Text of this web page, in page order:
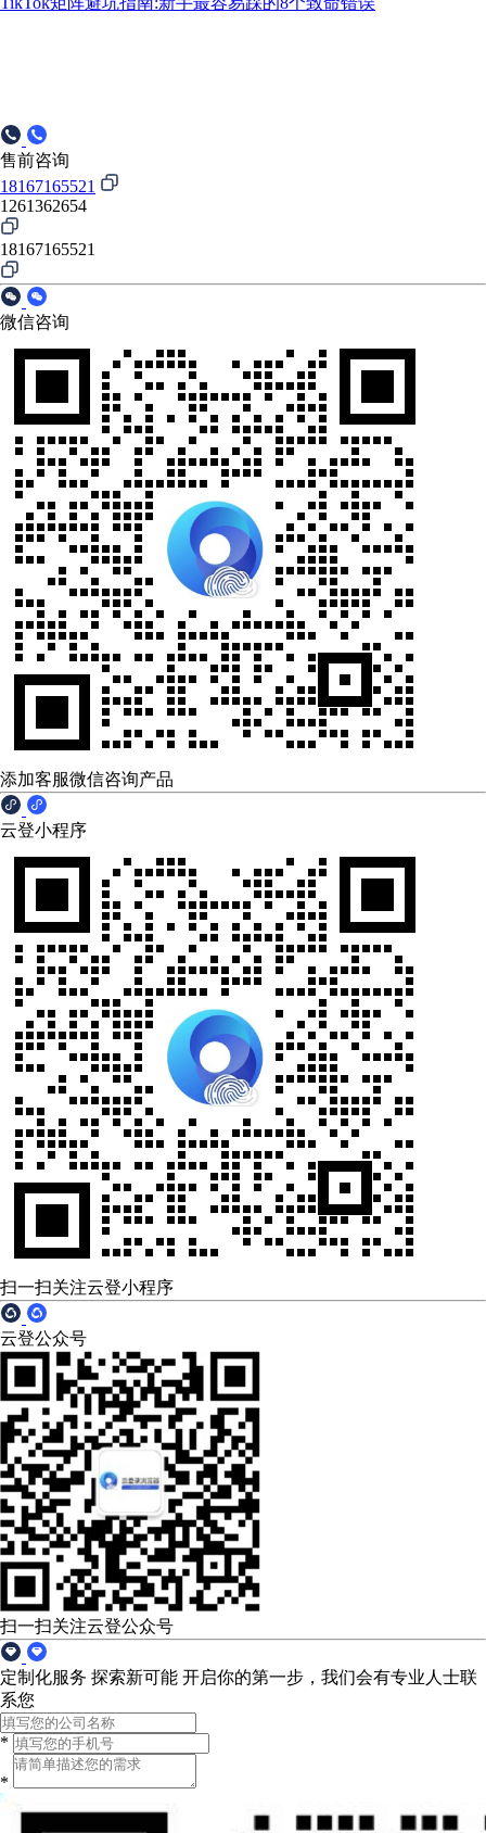
售前咨询
18167165521
1261362654
18167165521
微信咨询
添加客服微信咨询产品
云登小程序
扫一扫关注云登小程序
云登公众号
扫一扫关注云登公众号
定制化服务 探索新可能 开启你的第一步，我们会有专业人士联
系您
*
*